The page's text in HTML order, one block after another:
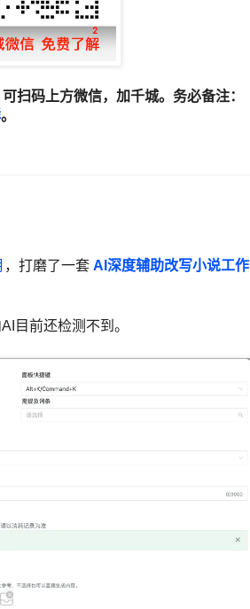
扫码上方微信，加千城。务必备注：
。
，打磨了一套 AI深度辅助改写小说工作
目前还检测不到。